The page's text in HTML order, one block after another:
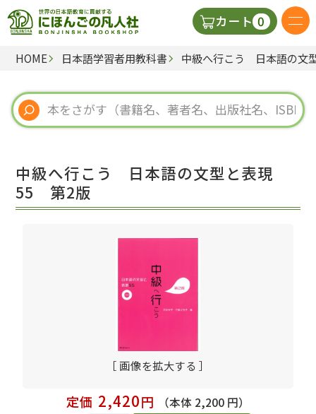
カート 0
日本語の教科書
視聴覚・補助教材
教師用参考書
HOME 日本語学習者用教科書 中級へ行こう 日本語の文
中級へ行こう 日本語の文型と表現
55 第2版
［ 画像を拡大する ］
定価 2,420円
（本体 2,200 円）